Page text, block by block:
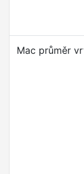
Mac průměr